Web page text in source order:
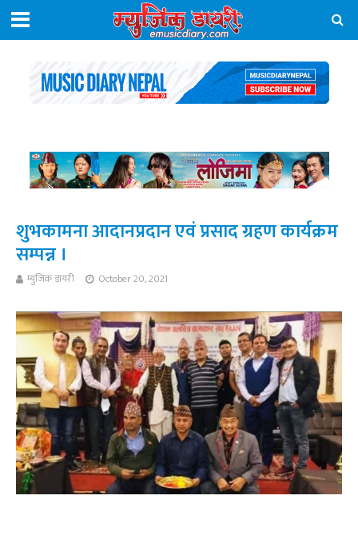
शुभकामना आदानप्रदान एवं प्रसाद ग्रहण कार्यक्रम
सम्पन्न ।
म्युजिक डायरी October 20, 2021